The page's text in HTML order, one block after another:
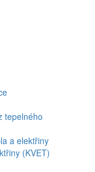
tepelného
a elektřiny
(KVET)